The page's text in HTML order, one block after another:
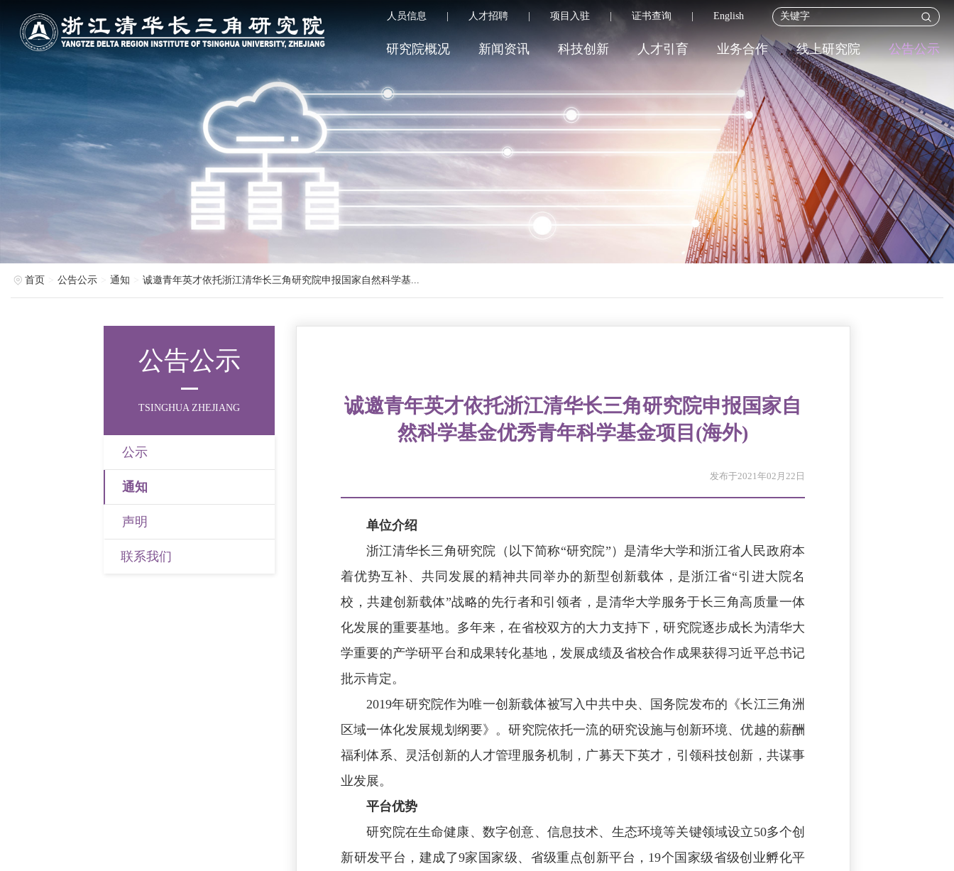
人员信息 人才招聘 项目入驻 证书查询 English
研究院概况 新闻资讯 科技创新 人才引育 业务合作 线上研究院 公告公示
首页 公告公示 通知 诚邀青年英才依托浙江清华长三角研究院申报国家自然科学基...
公告公示
TSINGHUA ZHEJIANG
公示
通知
声明
联系我们
诚邀青年英才依托浙江清华长三角研究院申报国家自
然科学基金优秀青年科学基金项目(海外)
发布于2021年02月22日
单位介绍
浙江清华长三角研究院（以下简称“研究院”）是清华大学和浙江省人民政府本
着优势互补、共同发展的精神共同举办的新型创新载体，是浙江省“引进大院名
校，共建创新载体”战略的先行者和引领者，是清华大学服务于长三角高质量一体
化发展的重要基地。多年来，在省校双方的大力支持下，研究院逐步成长为清华大
学重要的产学研平台和成果转化基地，发展成绩及省校合作成果获得习近平总书记
批示肯定。
2019年研究院作为唯一创新载体被写入中共中央、国务院发布的《长江三角洲
区域一体化发展规划纲要》。研究院依托一流的研究设施与创新环境、优越的薪酬
福利体系、灵活创新的人才管理服务机制，广募天下英才，引领科技创新，共谋事
业发展。
平台优势
研究院在生命健康、数字创意、信息技术、生态环境等关键领域设立50多个创
新研发平台，建成了9家国家级、省级重点创新平台，19个国家级省级创业孵化平